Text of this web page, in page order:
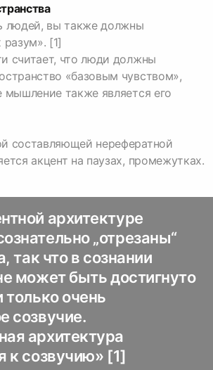
людей, вы также должны
разум». [1]
считает, что люди должны
«базовым чувством»,
мышление также является его
составляющей нерефератной
архитектуре
„отрезаны“
так что в сознании
может быть достигнуто
только очень
созвучие.
архитектура
к созвучию» [1]